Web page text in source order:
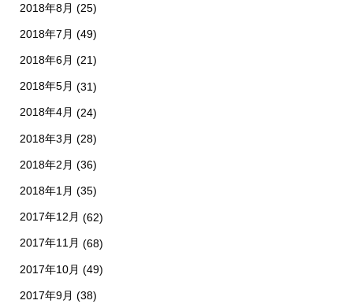
2018年8月 (25)
2018年7月 (49)
2018年6月 (21)
2018年5月 (31)
2018年4月 (24)
2018年3月 (28)
2018年2月 (36)
2018年1月 (35)
2017年12月 (62)
2017年11月 (68)
2017年10月 (49)
2017年9月 (38)